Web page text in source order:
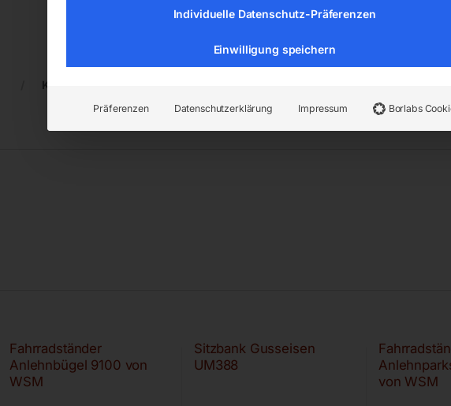
Kategorien:
Fahrradständer
Anlehnbügel 9100 von
WSM
Sitzbank Gusseisen
UM388
von WSM
Individuelle Datenschutz-Präferenzen
Einwilligung speichern
Präferenzen Datenschutzerklärung Impressum Borlabs